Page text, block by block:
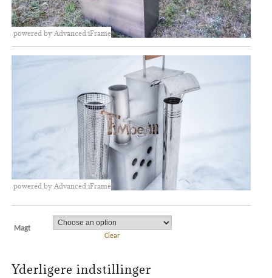
powered by Advanced iFrame
powered by Advanced iFrame
Magt
Clear
Yderligere indstillinger